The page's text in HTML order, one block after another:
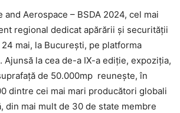
and Aerospace – BSDA 2024, cel mai
regional dedicat apărării și securității
mai, la București, pe platforma
Ajunsă la cea de-a IX-a ediție, expoziția,
de 50.000mp reunește, în
dintre cei mai mari producători globali
din mai mult de 30 de state membre